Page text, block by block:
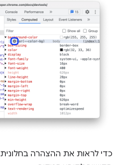
כדי לראות את ההצהרה בחלונית